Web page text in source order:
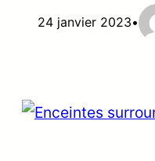
24 janvier 2023•